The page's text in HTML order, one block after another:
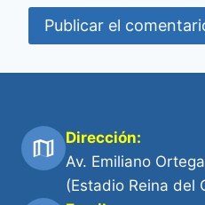
Dirección:
Av. Emiliano
(Estadio Reina del